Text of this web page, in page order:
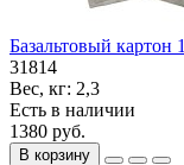
Базальтовый
31814
Вес, кг: 2,3
Есть в наличии
1380 руб.
В корзину